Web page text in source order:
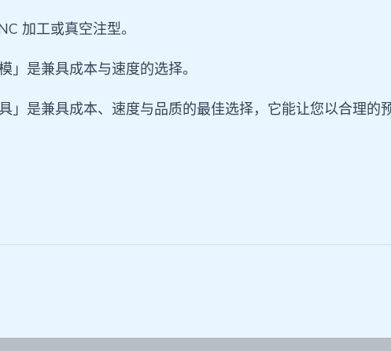
加工或真空注型。
」是兼具成本与速度的选择。
」是兼具成本、速度与品质的最佳选择，它能让您以合理